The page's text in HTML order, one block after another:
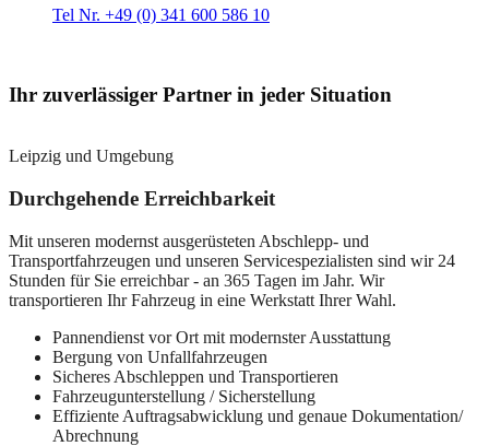
Tel Nr. +49 (0) 341 600 586 10
Ihr zuverlässiger Partner in jeder Situation
Leipzig und Umgebung
Durchgehende Erreichbarkeit
Mit unseren modernst ausgerüsteten Abschlepp- und
Transportfahrzeugen und unseren Servicespezialisten sind wir 24
Stunden für Sie erreichbar - an 365 Tagen im Jahr. Wir
transportieren Ihr Fahrzeug in eine Werkstatt Ihrer Wahl.
Pannendienst vor Ort mit modernster Ausstattung
Bergung von Unfallfahrzeugen
Sicheres Abschleppen und Transportieren
Fahrzeugunterstellung / Sicherstellung
Effiziente Auftragsabwicklung und genaue Dokumentation/
Abrechnung